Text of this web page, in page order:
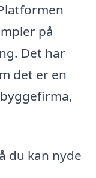
på
Det har
det er en
du kan nyde